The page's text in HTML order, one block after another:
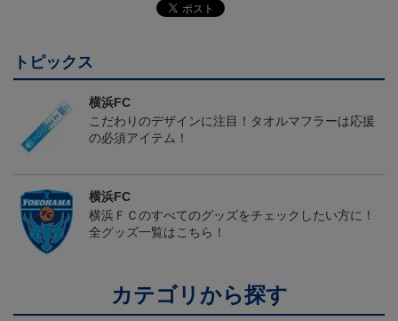
トピックス
横浜FC
こだわりのデザインに注目！タオルマフラーは応援
の必須アイテム！
横浜FC
横浜ＦＣのすべてのグッズをチェックしたい方に！
全グッズ一覧はこちら！
カテゴリから探す